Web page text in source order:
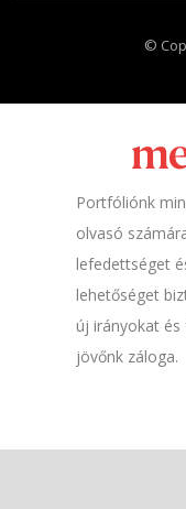
©
Portfóliónk
olvasó
lefedettséget
lehetőséget
új irányokat és
jövőnk záloga.